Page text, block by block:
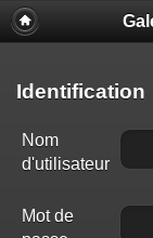
Identification
Nom
d'utilisateur
Mot de